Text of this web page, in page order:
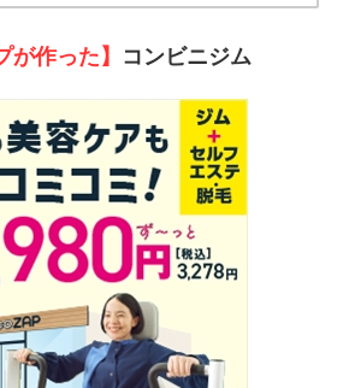
が作った】 コンビニジム